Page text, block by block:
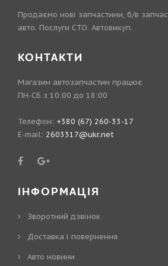
Продаємо нові запчастини, б/в
авто. Послуги СТО. Автовикуп.
КОНТАКТИ
Магазин автозапчастин працює
ПН-СБ з 10:00 до 18:00
Телефон: +380 (67) 260-33-17
E-mail: 2603317@ukr.net
ІНФОРМАЦІЯ
Зворотний дзвінок
Доставка і повернення
Авто новини